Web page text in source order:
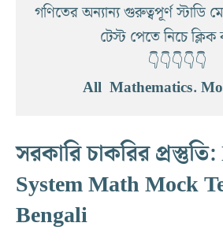
গণিতের অন্যান্য গুরুত্বপূর্ণ স্টাডি
টেস্ট পেতে নিচে
👇👇👇👇👇
All  Mathematics.
সরকারি চাকরির
System Math Mock
Bengali